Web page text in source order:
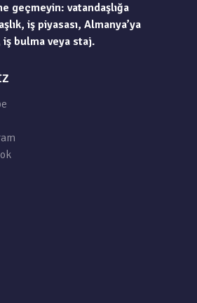
geçmeyin: vatandaşlığa
iş piyasası, Almanya’ya
iş bulma veya staj.